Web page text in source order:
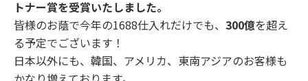
トナー賞を受賞いたしました。
皆様のお蔭で今年の1688仕入れだけでも、 300億を超え
る予定でございます！
日本以外にも、韓国、アメリカ、東南アジアのお客様も